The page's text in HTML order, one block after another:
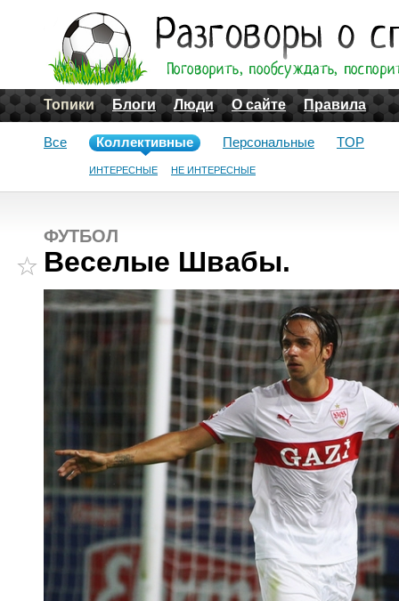
Топики Блоги Люди О сайте Правила
Все Коллективные
ИНТЕРЕСНЫЕ НЕ ИНТЕРЕСНЫЕ
Персональные TOP
ФУТБОЛ
Веселые Швабы.